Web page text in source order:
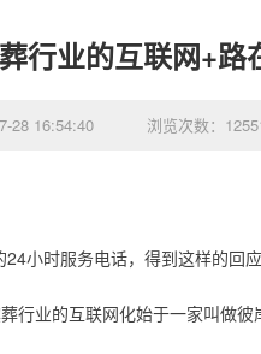
行业的互联网+路
28 16:54:40 浏览次数：
小时服务电话，得到这样的回
行业的互联网化始于一家叫做